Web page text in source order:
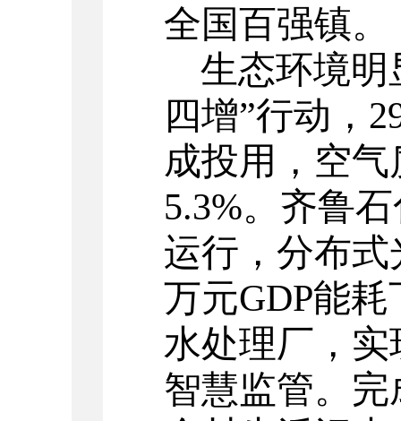
全国百强镇。
生态环境明
四增”行动，
成投用，空
5.3%。齐鲁
运行，分布
万元GDP能耗
水处理厂，实
智慧监管。完